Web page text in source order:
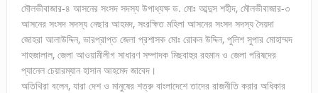
মৌলভীবাজার-৪ আসনের সংসদ সদস্য উপাধ্যক্ষ ড. মোঃ আব্দুস শহীদ, মৌলভীবাজার-৩
আসনের সংসদ সদস্য নেছার আহমদ, সংরক্ষিত মহিলা আসনের সংসদ সদস্য সৈয়দা
জোহরা আলাউদ্দিন, ভারপ্রাপ্ত জেলা প্রশাসক মোঃ রোকন উদ্দিন, পুলিশ সুপার মোহাম্মদ
শাহজালাল, জেলা আওয়ামীলীগ সাধারণ সম্পাদক মিছবাহুর রহমান ও জেলা পরিষদের
প্যানেল চেয়ারম্যান হাসান আহমেদ জাবেদ।
অতিথিরা বলেন, যারা দেশ ও মানুষের শত্রু বাংলাদেশে তাদের রাজনীতি করার অধিকার